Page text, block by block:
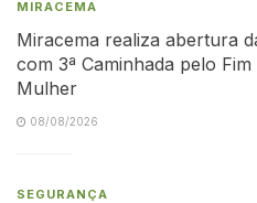
MIRACEMA
Miracema realiza abertura
com 3ª Caminhada pelo
Mulher
08/08/2026
SEGURANÇA